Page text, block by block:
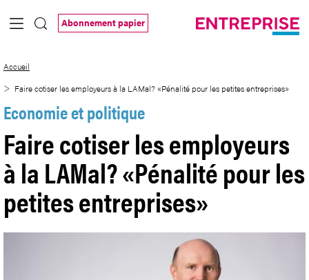
Saut au contenu principal
Abonnement papier
Accueil
Faire cotiser les employeurs à la LAMal? «Pénalité pour les petites entreprises»
Economie et politique
Faire cotiser les employeurs
à la LAMal? «Pénalité pour les
petites entreprises»